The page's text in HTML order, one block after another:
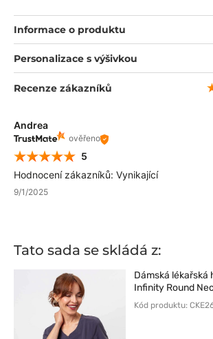
je budete moci v mžiku natáhnout. Tkanina
vám poskytne naprostou volnost
PROTX2® je vaší tajnou zbraní pro
Informace o produktu
Personalizace s výšivkou
Recenze zákazníků
Andrea
ověřeno
5
Hodnocení zákazníků: Vynikající
9/1/2025
Tato sada se skládá z:
Dámská lékařská
Infinity Round
Kód produktu: